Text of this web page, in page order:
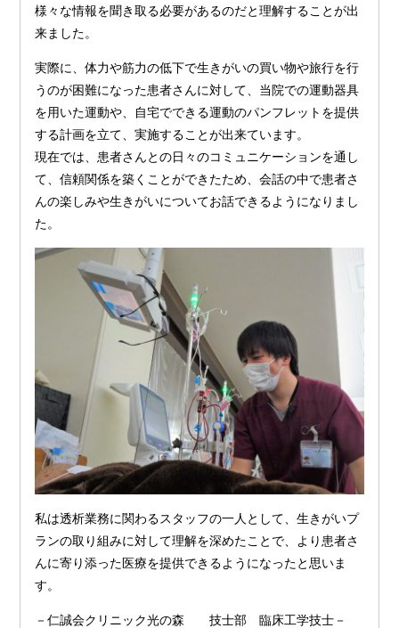
様々な情報を聞き取る必要があるのだと理解することが出
来ました。
実際に、体力や筋力の低下で生きがいの買い物や旅行を行
うのが困難になった患者さんに対して、当院での運動器具
を用いた運動や、自宅でできる運動のパンフレットを提供
する計画を立て、実施することが出来ています。
現在では、患者さんとの日々のコミュニケーションを通し
て、信頼関係を築くことができたため、会話の中で患者さ
んの楽しみや生きがいについてお話できるようになりまし
た。
私は透析業務に関わるスタッフの一人として、生きがいプ
ランの取り組みに対して理解を深めたことで、より患者さ
んに寄り添った医療を提供できるようになったと思いま
す。
－仁誠会クリニック光の森 技士部 臨床工学技士－